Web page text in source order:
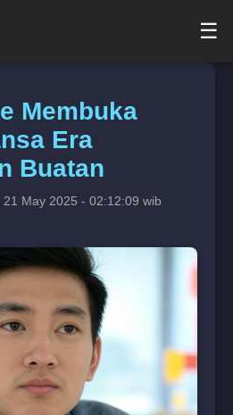
☰
Membuka
Era
Buatan
May 2025 - 02:12:09 wib